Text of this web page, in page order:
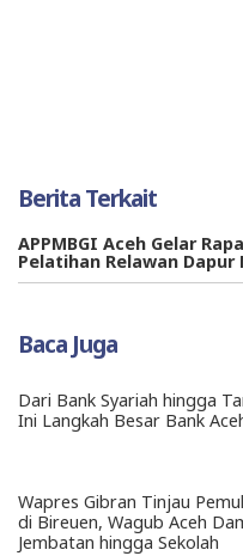
Berita Terkait
APPMBGI Aceh Gelar
Pelatihan Relawan Dapur
Baca Juga
Dari Bank Syariah hingga
Ini Langkah Besar Bank
Wapres Gibran Tinjau
di Bireuen, Wagub Aceh
Jembatan hingga Sekolah